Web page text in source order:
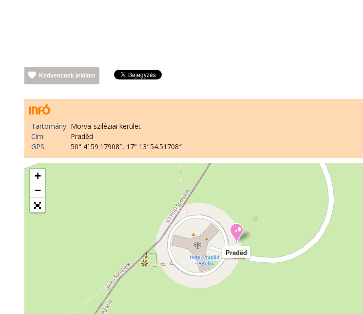
Kedvencnek jelölöm
Tartomány: Morva-sziléziai kerület
Cím:
Praděd
GPS:
50° 4′ 59.17908″, 17° 13′ 54.51708″
Praděd
+
−